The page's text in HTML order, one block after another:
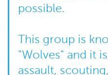
possible.
This group is
"Wolves" and it
assault,